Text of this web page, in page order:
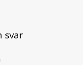
svar
Länk till annan